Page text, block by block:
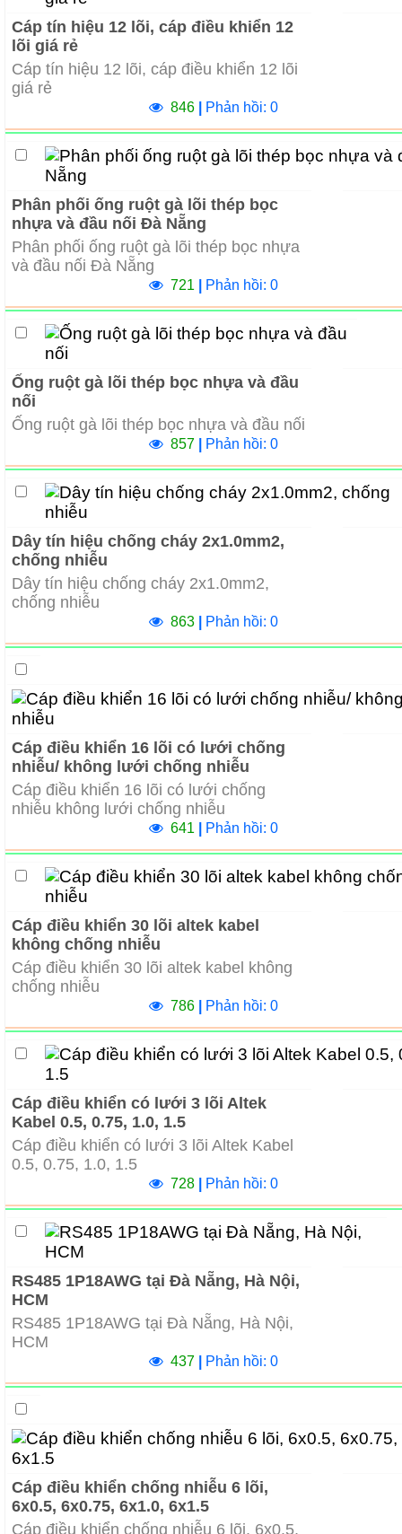
Cáp tín hiệu 12 lõi, cáp điều khiển 12
lõi giá rẻ
Cáp tín hiệu 12 lõi, cáp điều khiển 12 lõi
giá rẻ
846 Phản hồi: 0
Phân phối ống ruột gà lõi thép bọc
nhựa và đầu nối Đà Nẵng
Phân phối ống ruột gà lõi thép bọc nhựa
và đầu nối Đà Nẵng
721 Phản hồi: 0
Ống ruột gà lõi thép bọc nhựa và đầu
nối
Ống ruột gà lõi thép bọc nhựa và đầu nối
857 Phản hồi: 0
Dây tín hiệu chống cháy 2x1.0mm2,
chống nhiễu
Dây tín hiệu chống cháy 2x1.0mm2,
chống nhiễu
863 Phản hồi: 0
Cáp điều khiển 16 lõi có lưới chống
nhiễu/ không lưới chống nhiễu
Cáp điều khiển 16 lõi có lưới chống
nhiễu không lưới chống nhiễu
641 Phản hồi: 0
Cáp điều khiển 30 lõi altek kabel
không chống nhiễu
Cáp điều khiển 30 lõi altek kabel không
chống nhiễu
786 Phản hồi: 0
Cáp điều khiển có lưới 3 lõi Altek
Kabel 0.5, 0.75, 1.0, 1.5
Cáp điều khiển có lưới 3 lõi Altek Kabel
0.5, 0.75, 1.0, 1.5
728 Phản hồi: 0
RS485 1P18AWG tại Đà Nẵng, Hà Nội,
HCM
RS485 1P18AWG tại Đà Nẵng, Hà Nội,
HCM
437 Phản hồi: 0
Cáp điều khiển chống nhiễu 6 lõi,
6x0.5, 6x0.75, 6x1.0, 6x1.5
Cáp điều khiển chống nhiễu 6 lõi, 6x0.5,